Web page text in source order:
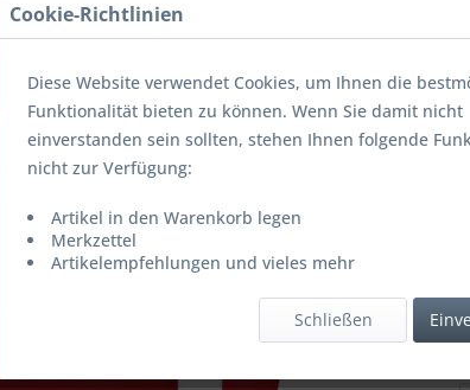
Cookie-Richtlinien
Diese Website verwendet Cookies, um Ihnen die
Funktionalität bieten zu können. Wenn Sie damit nicht
einverstanden sein sollten, stehen Ihnen folgende
nicht zur Verfügung:
Artikel in den Warenkorb legen
Merkzettel
Artikelempfehlungen und vieles mehr
Schließen